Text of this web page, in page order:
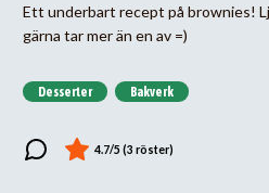
Ett underbart recept på brownies!
gärna tar mer än en av =)
Desserter Bakverk